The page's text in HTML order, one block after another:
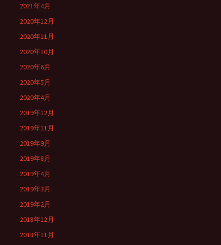
2021年4月
2020年12月
2020年11月
2020年10月
2020年6月
2020年5月
2020年4月
2019年12月
2019年11月
2019年9月
2019年8月
2019年4月
2019年3月
2019年2月
2018年12月
2018年11月